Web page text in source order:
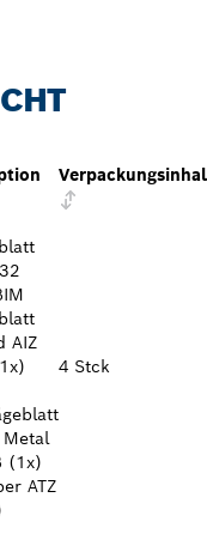
AIZ
(1x)
ATZ
4 Stck